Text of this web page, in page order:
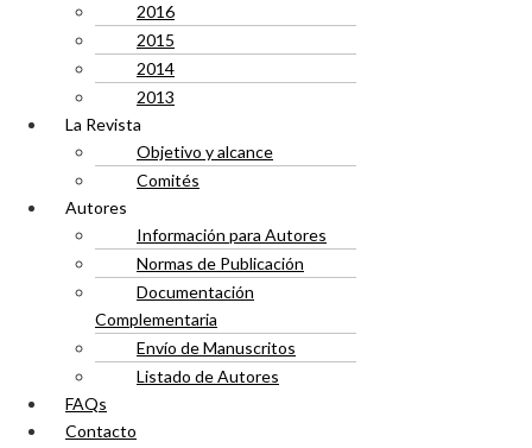
2016
2015
2014
2013
La Revista
Objetivo y alcance
Comités
Autores
Información para Autores
Normas de Publicación
Documentación
Complementaria
Envío de Manuscritos
Listado de Autores
FAQs
Contacto